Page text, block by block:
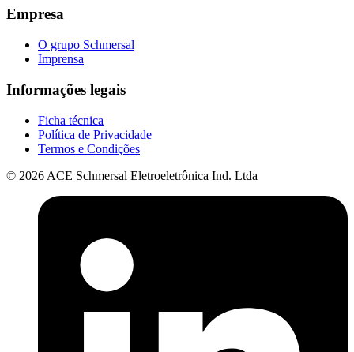
Empresa
O grupo Schmersal
Imprensa
Informações legais
Ficha técnica
Política de Privacidade
Termos e Condições
© 2026 ACE Schmersal Eletroeletrônica Ind. Ltda